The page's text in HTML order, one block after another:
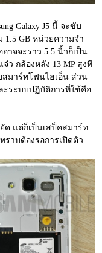
Galaxy J5 นี้ จะขับ
1.5 GB หน่วยความจำ
าจจะราว 5.5 นิ้วก็เป็น
ว กล้องหลัง 13 MP สูงที
สมาร์ทโฟนไฮเอ็น ส่วน
ะระบบปฏิบัติการที่ใช้คือ
ด แต่ก็เป็นเสป็คสมาร์ท
าบต้องรอการเปิดตัว